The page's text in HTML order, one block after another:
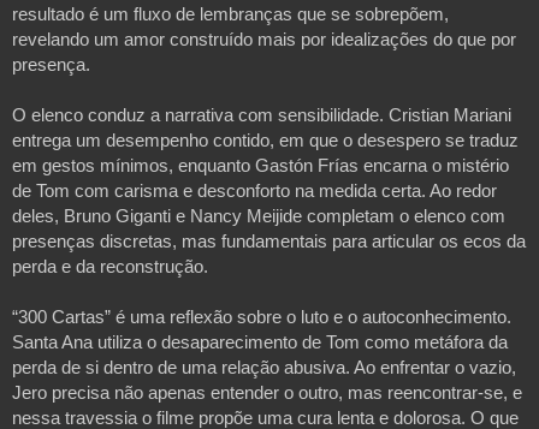
resultado é um fluxo de lembranças que se sobrepõem,
revelando um amor construído mais por idealizações do que por
presença.
O elenco conduz a narrativa com sensibilidade. Cristian Mariani
entrega um desempenho contido, em que o desespero se traduz
em gestos mínimos, enquanto Gastón Frías encarna o mistério
de Tom com carisma e desconforto na medida certa. Ao redor
deles, Bruno Giganti e Nancy Meijide completam o elenco com
presenças discretas, mas fundamentais para articular os ecos da
perda e da reconstrução.
“300 Cartas” é uma reflexão sobre o luto e o autoconhecimento.
Santa Ana utiliza o desaparecimento de Tom como metáfora da
perda de si dentro de uma relação abusiva. Ao enfrentar o vazio,
Jero precisa não apenas entender o outro, mas reencontrar-se, e
nessa travessia o filme propõe uma cura lenta e dolorosa. O que